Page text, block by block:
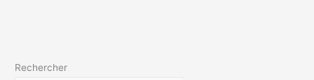
Rechercher